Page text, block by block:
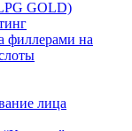
GOLD)
филлерами на
лица